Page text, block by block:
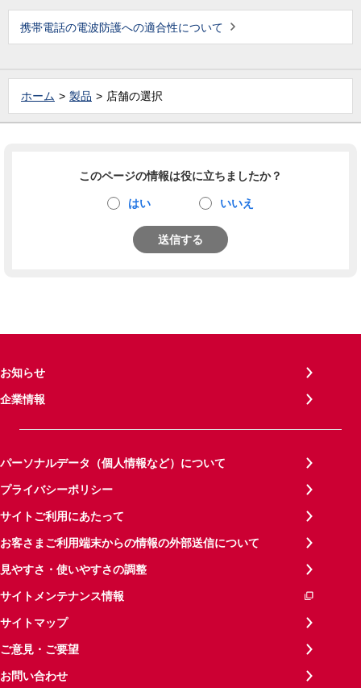
携帯電話の電波防護への適合性について
ホーム 製品 店舗の選択
このページの情報は役に立ちましたか？
はい いいえ
送信する
お知らせ
企業情報
パーソナルデータ（個人情報など）について
プライバシーポリシー
サイトご利用にあたって
お客さまご利用端末からの情報の外部送信について
見やすさ・使いやすさの調整
サイトメンテナンス情報
サイトマップ
ご意見・ご要望
お問い合わせ